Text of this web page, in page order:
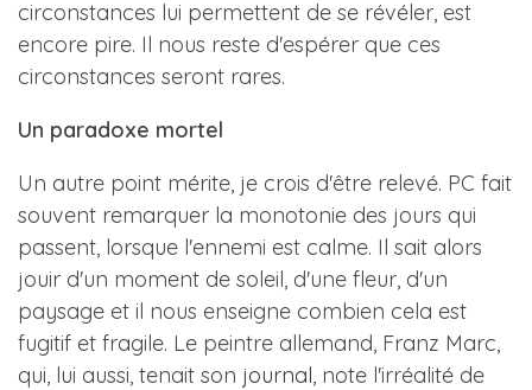
circonstances lui permettent de se révéler, est
encore pire. Il nous reste d'espérer que ces
circonstances seront rares.
Un paradoxe mortel
Un autre point mérite, je crois d'être relevé. PC fait
souvent remarquer la monotonie des jours qui
passent, lorsque l'ennemi est calme. Il sait alors
jouir d'un moment de soleil, d'une fleur, d'un
paysage et il nous enseigne combien cela est
fugitif et fragile. Le peintre allemand, Franz Marc,
qui, lui aussi, tenait son journal, note l'irréalité de